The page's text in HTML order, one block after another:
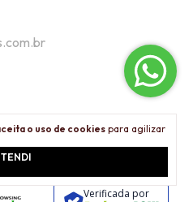
o uso de cookies para agilizar
Verificada por